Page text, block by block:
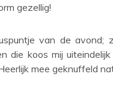
gezellig!
van de avond;
die koos mij
mee geknuffeld